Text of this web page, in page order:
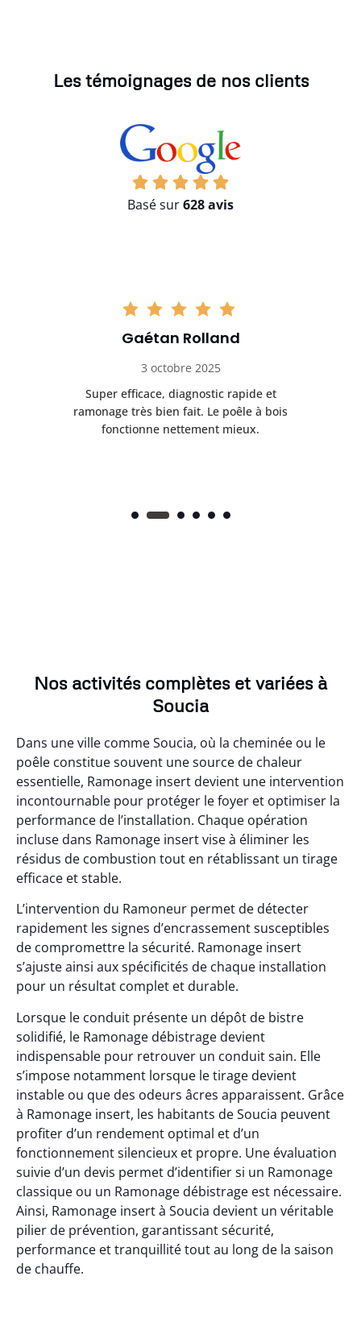
Les témoignages de nos clients
Basé sur628 avis
Gaétan Rolland
3 octobre 2025
Super efficace, diagnostic rapide et
ramonage très bien fait. Le poêle à bois
fonctionne nettement mieux.
Nos activités complètes et variées à
Soucia
Dans une ville comme Soucia, où la cheminée ou le
poêle constitue souvent une source de chaleur
essentielle, Ramonage insert devient une intervention
incontournable pour protéger le foyer et optimiser la
performance de l’installation. Chaque opération
incluse dans Ramonage insert vise à éliminer les
résidus de combustion tout en rétablissant un tirage
efficace et stable.
L’intervention du Ramoneur permet de détecter
rapidement les signes d’encrassement susceptibles
de compromettre la sécurité. Ramonage insert
s’ajuste ainsi aux spécificités de chaque installation
pour un résultat complet et durable.
Lorsque le conduit présente un dépôt de bistre
solidifié, le Ramonage débistrage devient
indispensable pour retrouver un conduit sain. Elle
s’impose notamment lorsque le tirage devient
instable ou que des odeurs âcres apparaissent. Grâce
à Ramonage insert, les habitants de Soucia peuvent
profiter d’un rendement optimal et d’un
fonctionnement silencieux et propre. Une évaluation
suivie d’un devis permet d’identifier si un Ramonage
classique ou un Ramonage débistrage est nécessaire.
Ainsi, Ramonage insert à Soucia devient un véritable
pilier de prévention, garantissant sécurité,
performance et tranquillité tout au long de la saison
de chauffe.